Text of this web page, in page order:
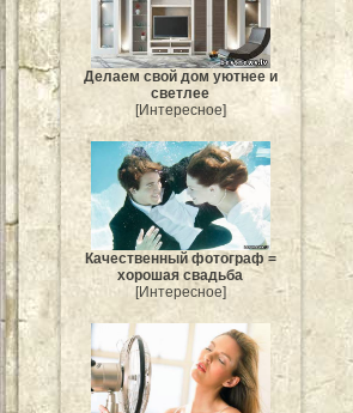
Делаем свой дом уютнее и
светлее
[Интересное]
Качественный фотограф =
хорошая свадьба
[Интересное]